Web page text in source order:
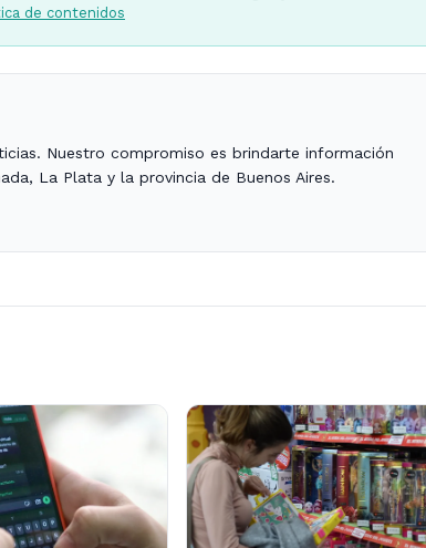
de contenidos
Nuestro compromiso es brindarte información
La Plata y la provincia de Buenos Aires.